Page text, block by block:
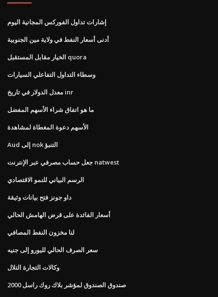
إشارات تداول الفوركس المجانية اليوم
أدنى أسعار النفط في ولاية مين الجنوبية
الخيار مقابل المستقبل quora
وسطاء التداول التفاعلي السيارات
معدل الدولار في تاريخ inr
ما هو اتفاق شراء الأسهم المفضل
الأسهم دعوة المغطاة لمشاهدة
Aud إلى nok التنبؤ
جعل حساب مصرفي عبر الإنترنت natwest
الرسم البياني للنمو الاقتصادي
داو جونز فتح بيانات وثيقة
أسعار الفائدة على قرض الهامش الحالي
لنا مخزون النفط المصافي
سعر الصرف الحالي لليورو إلى جنيه
وكالات التجارة التلال
صندوق الصندوق لمؤشر بلاك روك راسل 2000